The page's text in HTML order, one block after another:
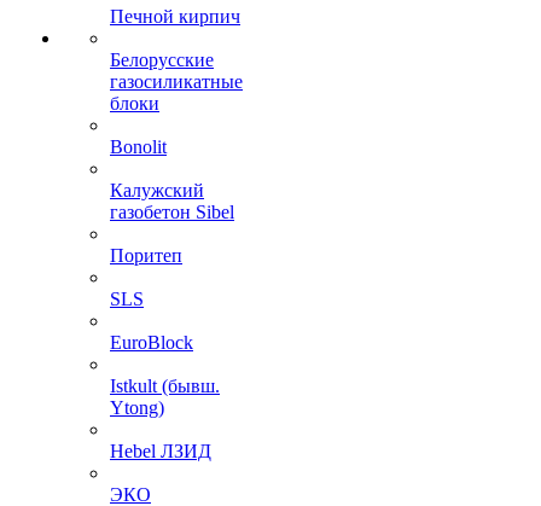
Печной кирпич
Белорусские
газосиликатные
блоки
Bonolit
Калужский
газобетон Sibel
Поритеп
SLS
EuroBlock
Istkult (бывш.
Ytong)
Hebel ЛЗИД
ЭКО